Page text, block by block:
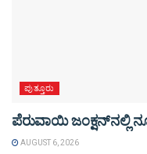
ಪುತ್ತೂರು
ಪೆರುವಾಯಿ ಜಂಕ್ಷನ್‌ನಲ್ಲಿ
AUGUST 6, 2026